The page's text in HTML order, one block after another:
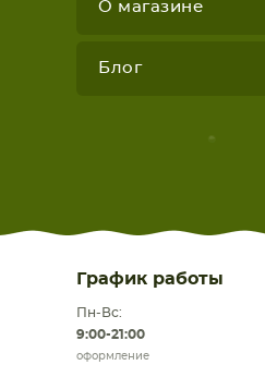
О магазине
Блог
График работы
Пн-Вс:
9:00-21:00
оформление